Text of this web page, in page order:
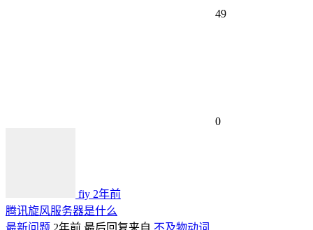
49
0
fiy 2年前
腾讯旋风服务器是什么
最新问题 2年前 最后回复来自 不及物动词